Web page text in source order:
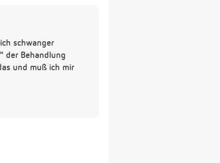
schwanger
der Behandlung
und muß ich mir